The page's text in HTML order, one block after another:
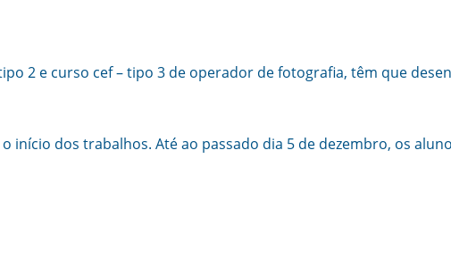
2 e curso cef – tipo 3 de operador de fotografia, têm que
início dos trabalhos. Até ao passado dia 5 de dezembro, os